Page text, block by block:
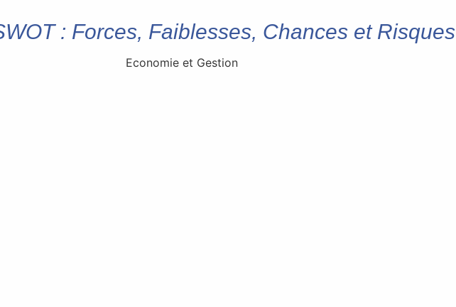
: Forces, Faiblesses, Chances et Risques
Economie et Gestion